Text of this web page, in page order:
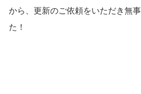
から、更新のご依頼をいただき無
た！